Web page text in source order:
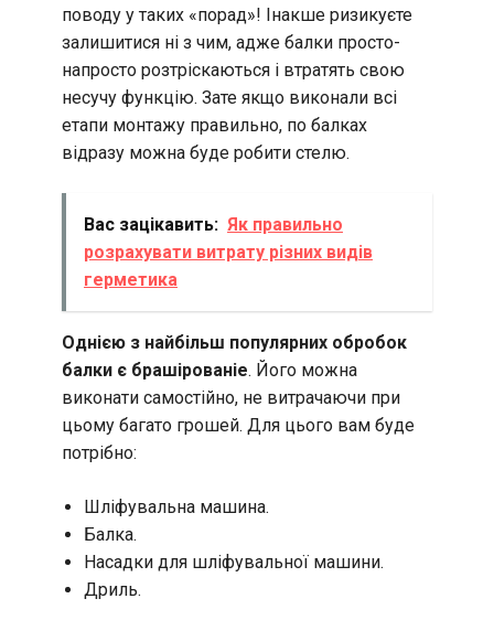
поводу у таких «порад»! Інакше ризикуєте
залишитися ні з чим, адже балки просто-
напросто розтріскаються і втратять свою
несучу функцію. Зате якщо виконали всі
етапи монтажу правильно, по балках
відразу можна буде робити стелю.
Вас зацікавить: Як правильно
розрахувати витрату різних видів
герметика
Однією з найбільш популярних обробок
балки є брашірованіе. Його можна
виконати самостійно, не витрачаючи при
цьому багато грошей. Для цього вам буде
потрібно:
Шліфувальна машина.
Балка.
Насадки для шліфувальної машини.
Дриль.